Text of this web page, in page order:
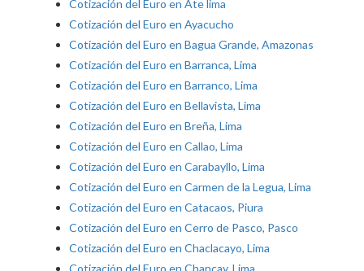
Cotización del Euro en Ate lima
Cotización del Euro en Ayacucho
Cotización del Euro en Bagua Grande, Amazonas
Cotización del Euro en Barranca, Lima
Cotización del Euro en Barranco, Lima
Cotización del Euro en Bellavista, Lima
Cotización del Euro en Breña, Lima
Cotización del Euro en Callao, Lima
Cotización del Euro en Carabayllo, Lima
Cotización del Euro en Carmen de la Legua, Lima
Cotización del Euro en Catacaos, Piura
Cotización del Euro en Cerro de Pasco, Pasco
Cotización del Euro en Chaclacayo, Lima
Cotización del Euro en Chancay, Lima